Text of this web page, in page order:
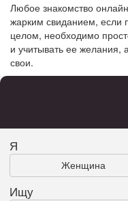
Любое знакомство
жарким свиданием, если
целом, необходимо
и учитывать ее желания,
свои.
Я
Женщина
Ищу